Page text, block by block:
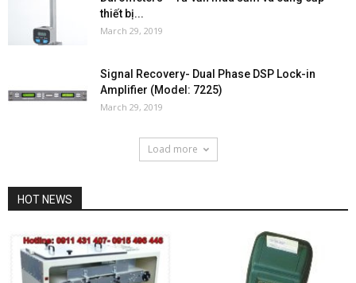
thiết bị...
March 29, 2019
Signal Recovery- Dual Phase DSP Lock-in
Amplifier (Model: 7225)
March 29, 2019
Load more
HOT NEWS